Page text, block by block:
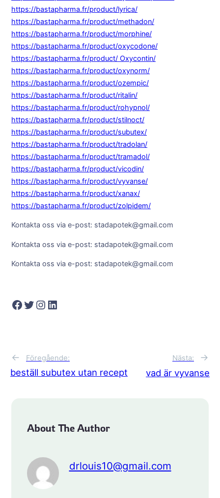
https://bastapharma.fr/product/lyrica/
https://bastapharma.fr/product/methadon/
https://bastapharma.fr/product/morphine/
https://bastapharma.fr/product/oxycodone/
https://bastapharma.fr/product/ Oxycontin/
https://bastapharma.fr/product/oxynorm/
https://bastapharma.fr/product/ozempic/
https://bastapharma.fr/product/ritalin/
https://bastapharma.fr/product/rohypnol/
https://bastapharma.fr/product/stilnoct/
https://bastapharma.fr/product/subutex/
https://bastapharma.fr/product/tradolan/
https://bastapharma.fr/product/tramadol/
https://bastapharma.fr/product/vicodin/
https://bastapharma.fr/product/vyvanse/
https://bastapharma.fr/product/xanax/
https://bastapharma.fr/product/zolpidem/
Kontakta oss via e-post: stadapotek@gmail.com
Kontakta oss via e-post: stadapotek@gmail.com
Kontakta oss via e-post: stadapotek@gmail.com
Facebook Twitter Instagram LinkedIn
← Föregående:
beställ subutex utan recept
Nästa:
vad är vyvanse
→
About The Author
drlouis10@gmail.com